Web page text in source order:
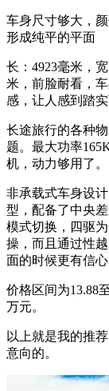
车身尺寸够大，
形成纯平的平面
长：4923毫米，
米，前脸耐看，
感，让人感到踏实
长途旅行的各种
题。最大功率
机，动力够用了。
非承载式车身设
型，配备了中央
模式切换，四驱
操，而且通过性
面的时候更有信心
价格区间为13.88
万元。
以上就是我的推
意向的。